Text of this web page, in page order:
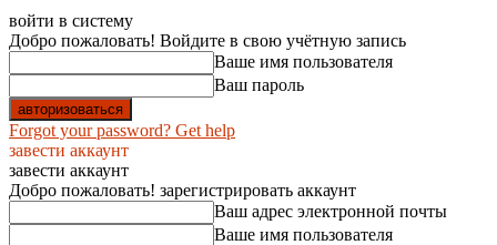
войти в систему
Добро пожаловать! Войдите в свою учётную запись
Ваше имя пользователя
Ваш пароль
Forgot your password? Get help
завести аккаунт
завести аккаунт
Добро пожаловать! зарегистрировать аккаунт
Ваш адрес электронной почты
Ваше имя пользователя